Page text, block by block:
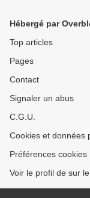
Hébergé par
Top articles
Pages
Contact
Signaler un abus
C.G.U.
Cookies et données
Préférences cookies
Voir le profil de sur